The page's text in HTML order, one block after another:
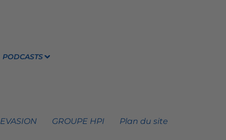
PODCASTS
GROUPE HPI Plan du site